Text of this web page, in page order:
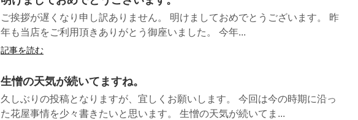
ご挨拶が遅くなり申し訳ありません。 明けましておめでとうございます。 昨
年も当店をご利用頂きありがとう御座いました。 今年...
記事を読む
生憎の天気が続いてますね。
久しぶりの投稿となりますが、宜しくお願いします。 今回は今の時期に沿っ
た花屋事情を少々書きたいと思います。 生憎の天気が続いてま...